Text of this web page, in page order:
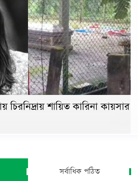
চিরনিদ্রায় শায়িত কারিনা কায়সার
সর্বাধিক পঠিত